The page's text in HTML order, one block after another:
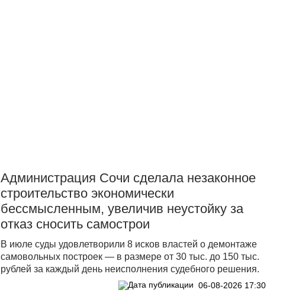
Администрация Сочи сделала незаконное
строительство экономически
бессмысленным, увеличив неустойку за
отказ сносить самострои
В июле суды удовлетворили 8 исков властей о демонтаже
самовольных построек — в размере от 30 тыс. до 150 тыс.
рублей за каждый день неисполнения судебного решения.
06-08-2026 17:30